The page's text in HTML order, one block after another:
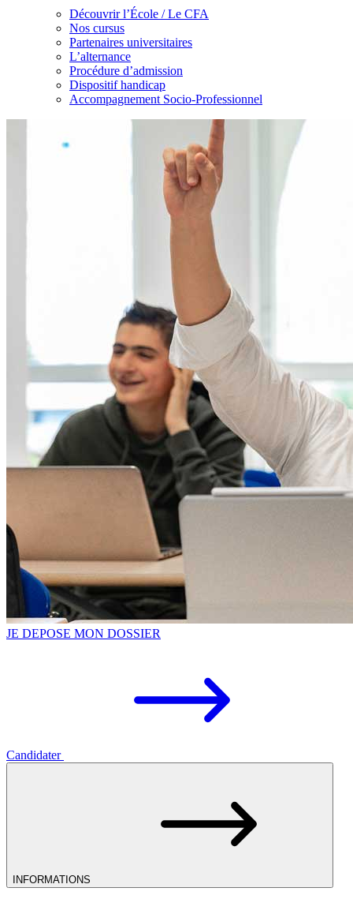
Découvrir l’École / Le CFA
Nos cursus
Partenaires universitaires
L’alternance
Procédure d’admission
Dispositif handicap
Accompagnement Socio-Professionnel
JE DEPOSE MON DOSSIER
Candidater
INFORMATIONS